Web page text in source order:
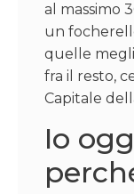
al massimo
un
quelle
fra il resto,
Capitale
Io